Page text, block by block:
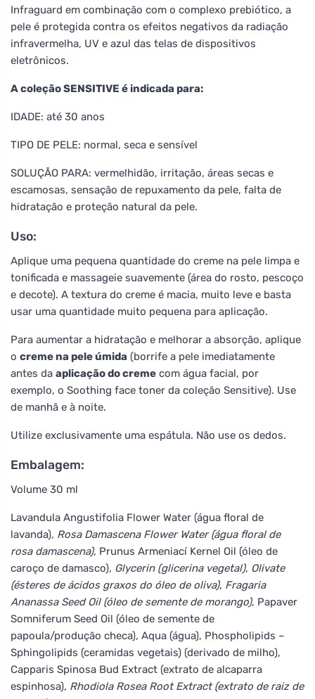
Infraguard em combinação com o complexo prebiótico, a
pele é protegida contra os efeitos negativos da radiação
infravermelha, UV e azul das telas de dispositivos
eletrônicos.
A coleção SENSITIVE é indicada para:
IDADE: até 30 anos
TIPO DE PELE: normal, seca e sensível
SOLUÇÃO PARA: vermelhidão, irritação, áreas secas e
escamosas, sensação de repuxamento da pele, falta de
hidratação e proteção natural da pele.
Uso:
Aplique uma pequena quantidade do creme na pele limpa e
tonificada e massageie suavemente (área do rosto, pescoço
e decote). A textura do creme é macia, muito leve e basta
usar uma quantidade muito pequena para aplicação.
Para aumentar a hidratação e melhorar a absorção, aplique
o creme na pele úmida (borrife a pele imediatamente
antes da aplicação do creme com água facial, por
exemplo, o Soothing face toner da coleção Sensitive). Use
de manhã e à noite.
Utilize exclusivamente uma espátula. Não use os dedos.
Embalagem:
Volume 30 ml
Lavandula Angustifolia Flower Water (água floral de
lavanda), Rosa Damascena Flower Water (água floral de
rosa damascena), Prunus Armeniací Kernel Oil (óleo de
caroço de damasco), Glycerin (glicerina vegetal), Olivate
(ésteres de ácidos graxos do óleo de oliva), Fragaria
Ananassa Seed Oil (óleo de semente de morango), Papaver
Somniferum Seed Oil (óleo de semente de
papoula/produção checa), Aqua (água), Phospholipids –
Sphingolipids (ceramidas vegetais) (derivado de milho),
Capparis Spinosa Bud Extract (extrato de alcaparra
espinhosa), Rhodiola Rosea Root Extract (extrato de raiz de